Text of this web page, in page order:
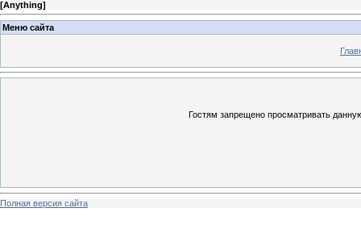
[Anything]
Меню сайта
Гостям запрещено просматривать
Полная версия сайта